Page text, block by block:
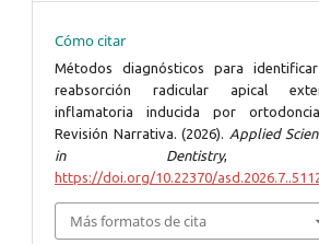
Cómo citar
Métodos diagnósticos para
reabsorción radicular apical
inflamatoria inducida por
Revisión Narrativa. (2026).
Applied
in Dentistry
https://doi.org/10.22370/
Más formatos de cita